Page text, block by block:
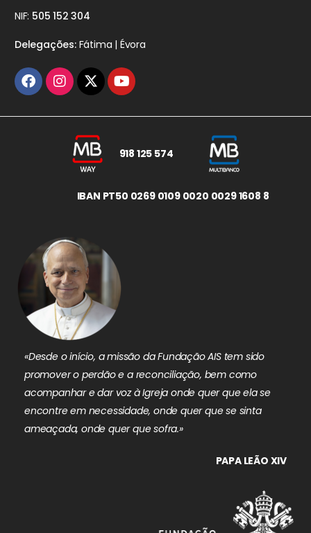
NIF: 505 152 304
Delegações:Fátima | Évora
918 125 574
IBAN PT50 0269 0109 0020 0029 1608 8
«Desde o início, a missão da Fundação AIS tem sido
promover o perdão e a reconciliação, bem como
acompanhar e dar voz à Igreja onde quer que ela se
encontre em necessidade, onde quer que se sinta
ameaçada, onde quer que sofra.»
PAPA LEÃO XIV